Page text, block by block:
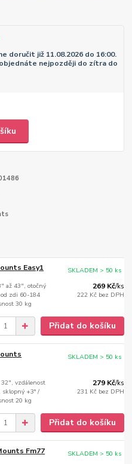
doručit již 11.08.2026 do 16:00.
nejpozději do zítra do
Easy1
až 43", otočný
od zdi 60-184
30 kg
269 Kč/ks
222 Kč bez DPH
SKLADEM > 50 ks
Přidat do košíku
vzdálenost
sklopný +3° /
20 kg
279 Kč/ks
231 Kč bez DPH
SKLADEM > 50 ks
Přidat do košíku
Fm77 SKLADEM > 50 ks